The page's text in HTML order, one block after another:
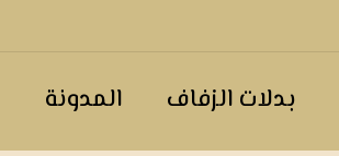
بدلات الزفاف المدونة